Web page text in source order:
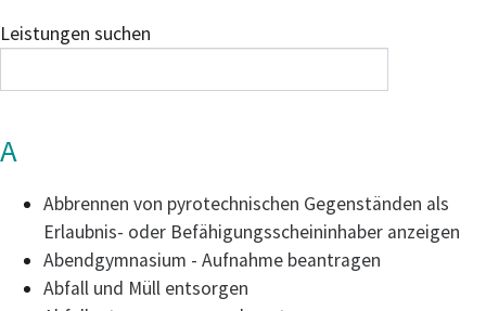
Leistungen suchen
A
Abbrennen von pyrotechnischen Gegenständen als
Erlaubnis- oder Befähigungsscheininhaber anzeigen
Abendgymnasium - Aufnahme beantragen
Abfall und Müll entsorgen